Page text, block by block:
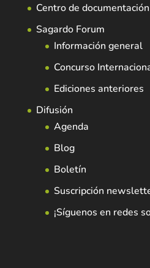
Centro de documentación
Sagardo Forum
Información general
Concurso
Ediciones anteriores
Difusión
Agenda
Blog
Boletín
Suscripción
¡Síguenos en redes